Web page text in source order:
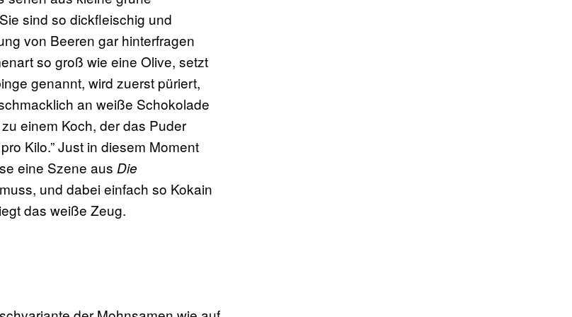
sind so dickfleischig und
von Beeren gar hinterfragen
so groß wie eine Olive, setzt
genannt, wird zuerst püriert,
an weiße Schokolade
einem Koch, der das Puder
Kilo.” Just in diesem Moment
eine Szene aus Die
und dabei einfach so Kokain
das weiße Zeug.